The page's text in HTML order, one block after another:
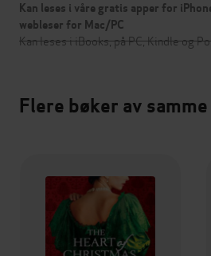
Kan leses i våre gratis apper for
webleser for Mac/PC
Kan leses i iBooks, på PC, Kindle og
Flere bøker av